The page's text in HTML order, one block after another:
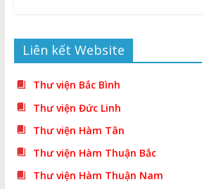
Liên kết Website
Thư viện Bắc Bình
Thư viện Đức Linh
Thư viện Hàm Tân
Thư viện Hàm Thuận Bắc
Thư viện Hàm Thuận Nam